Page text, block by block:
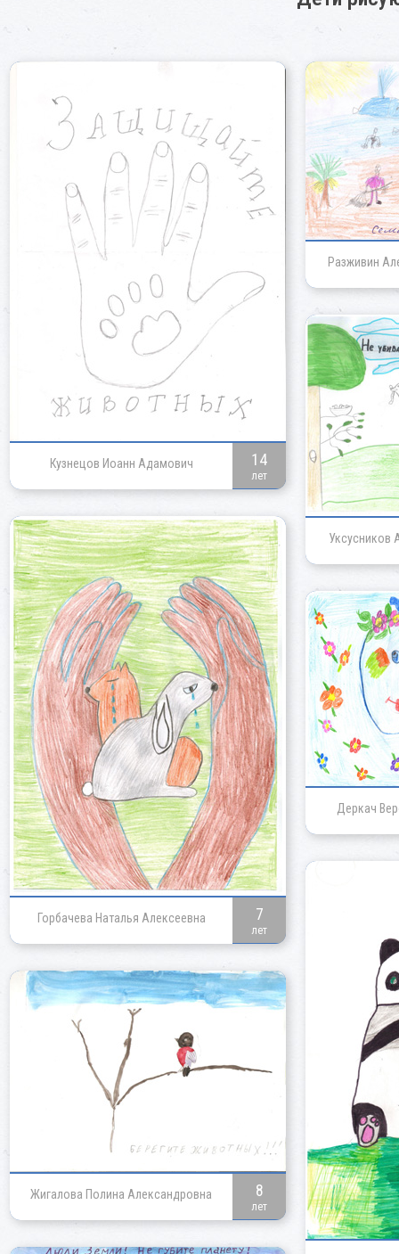
Кузнецов Иоанн Адамович 14
лет
Разживин
Уксусников
Горбачева Наталья Алексеевна 7
лет
Деркач
Жигалова Полина Александровна 8
лет